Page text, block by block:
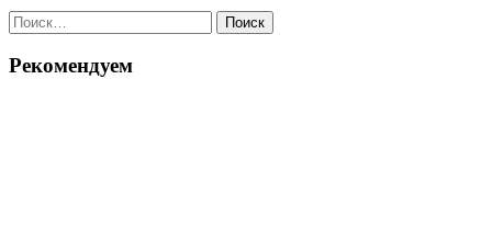
Найти:
Рекомендуем